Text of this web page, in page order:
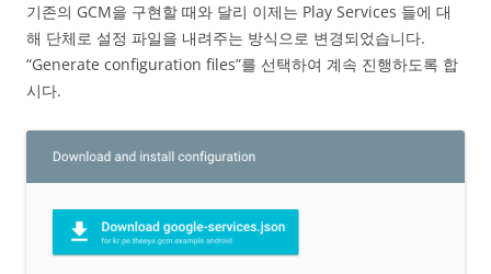
기존의 GCM을 구현할 때와 달리 이제는 Play Services 들에 대
해 단체로 설정 파일을 내려주는 방식으로 변경되었습니다.
“Generate configuration files”를 선택하여 계속 진행하도록 합
시다.